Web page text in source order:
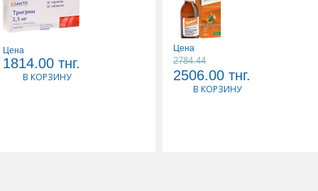
ТРИГРИМ 0,0025 N30
ТАБЛ
Цена
1814.00 тнг.
В КОРЗИНУ
ГЕРБИОН
ПОДОРОЖНИКА 150МЛ
СИРОП
Цена
2784.44
2506.00 тнг.
В КОРЗИНУ